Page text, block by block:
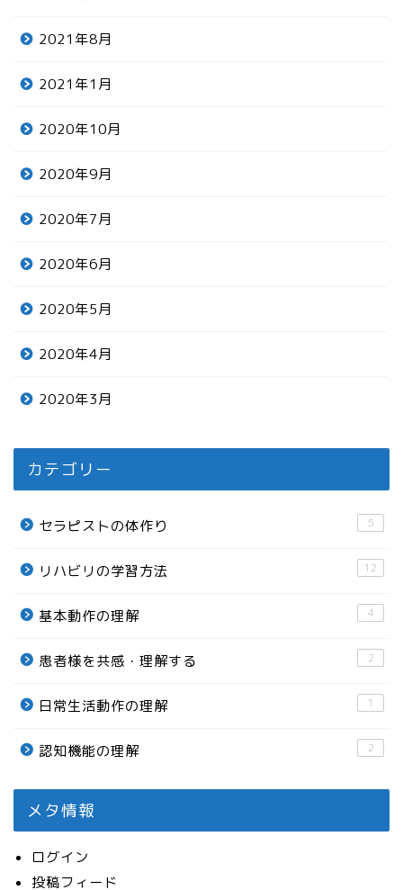
2021年8月
2021年1月
2020年10月
2020年9月
2020年7月
2020年6月
2020年5月
2020年4月
2020年3月
カテゴリー
セラピストの体作り 5
リハビリの学習方法 12
基本動作の理解 4
患者様を共感・理解する 2
日常生活動作の理解 1
認知機能の理解 2
メタ情報
ログイン
投稿フィード